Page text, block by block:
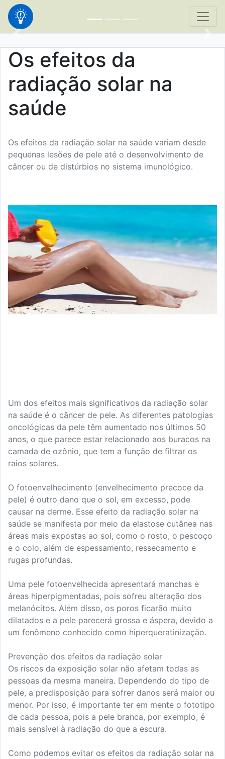
Os efeitos da
radiação solar na
saúde
Os efeitos da radiação solar na saúde variam desde
pequenas lesões de pele até o desenvolvimento de
câncer ou de distúrbios no sistema imunológico.
Um dos efeitos mais significativos da radiação solar
na saúde é o câncer de pele. As diferentes patologias
oncológicas da pele têm aumentado nos últimos 50
anos, o que parece estar relacionado aos buracos na
camada de ozônio, que tem a função de filtrar os
raios solares.
O fotoenvelhecimento (envelhecimento precoce da
pele) é outro dano que o sol, em excesso, pode
causar na derme. Esse efeito da radiação solar na
saúde se manifesta por meio da elastose cutânea nas
áreas mais expostas ao sol, como o rosto, o pescoço
e o colo, além de espessamento, ressecamento e
rugas profundas.
Uma pele fotoenvelhecida apresentará manchas e
áreas hiperpigmentadas, pois sofreu alteração dos
melanócitos. Além disso, os poros ficarão muito
dilatados e a pele parecerá grossa e áspera, devido a
um fenômeno conhecido como hiperqueratinização.
Prevenção dos efeitos da radiação solar
Os riscos da exposição solar não afetam todas as
pessoas da mesma maneira. Dependendo do tipo de
pele, a predisposição para sofrer danos será maior ou
menor. Por isso, é importante ter em mente o fototipo
de cada pessoa, pois a pele branca, por exemplo, é
mais sensível à radiação do que a escura.
Como podemos evitar os efeitos da radiação solar na